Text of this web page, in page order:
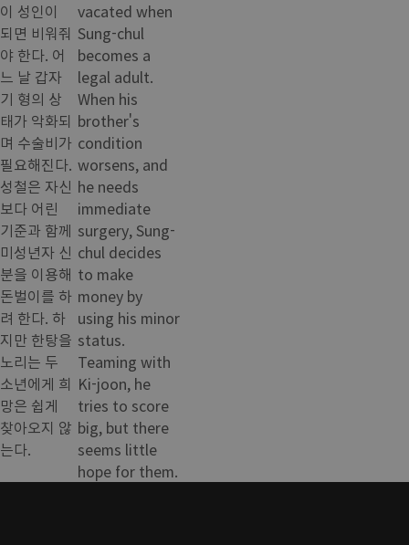
이 성인이
되면 비워줘
야 한다. 어
느 날 갑자
기 형의 상
태가 악화되
며 수술비가
필요해진다.
성철은 자신
보다 어린
기준과 함께
미성년자 신
분을 이용해
돈벌이를 하
려 한다. 하
지만 한탕을
노리는 두
소년에게 희
망은 쉽게
찾아오지 않
는다.
vacated when
Sung-chul
becomes a
legal adult.
When his
brother's
condition
worsens, and
he needs
immediate
surgery, Sung-
chul decides
to make
money by
using his minor
status.
Teaming with
Ki-joon, he
tries to score
big, but there
seems little
hope for them.